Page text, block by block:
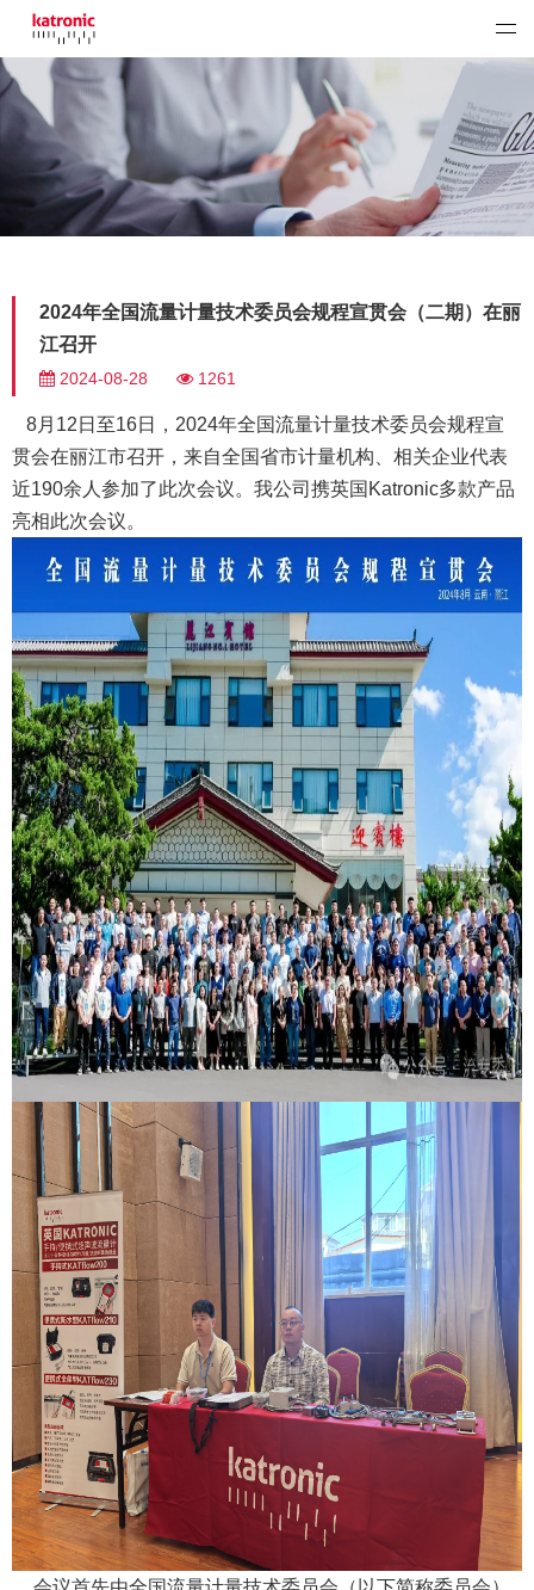
2024年全国流量计量技术委员会规程宣贯会（二期）在丽
江召开
2024-08-28 1261
8月12日至16日，2024年全国流量计量技术委员会规程宣
贯会在丽江市召开，来自全国省市计量机构、相关企业代表
近190余人参加了此次会议。我公司携英国Katronic多款产品
亮相此次会议。